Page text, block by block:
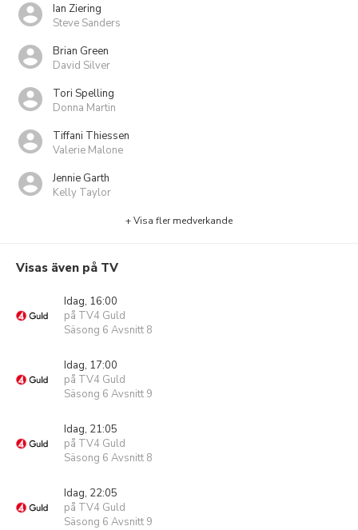
Ian Ziering
Steve Sanders
Brian Green
David Silver
Tori Spelling
Donna Martin
Tiffani Thiessen
Valerie Malone
Jennie Garth
Kelly Taylor
+ Visa fler medverkande
Visas även på TV
Idag, 16:00
på TV4 Guld
Säsong 6 Avsnitt 8
Idag, 17:00
på TV4 Guld
Säsong 6 Avsnitt 9
Idag, 21:05
på TV4 Guld
Säsong 6 Avsnitt 8
Idag, 22:05
på TV4 Guld
Säsong 6 Avsnitt 9